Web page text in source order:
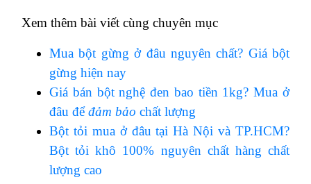
Xem thêm bài viết cùng chuyên mục
Mua bột gừng ở đâu nguyên chất? Giá bột
gừng hiện nay
Giá bán bột nghệ đen bao tiền 1kg? Mua ở
đâu đểđảm bảo chất lượng
Bột tỏi mua ở đâu tại Hà Nội và TP.HCM?
Bột tỏi khô 100% nguyên chất hàng chất
lượng cao